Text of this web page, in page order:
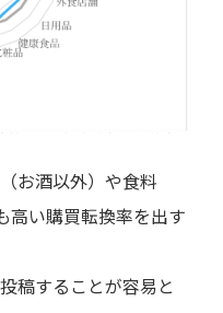
お酒以外）や食料
高い購買転換率を出す
稿することが容易と